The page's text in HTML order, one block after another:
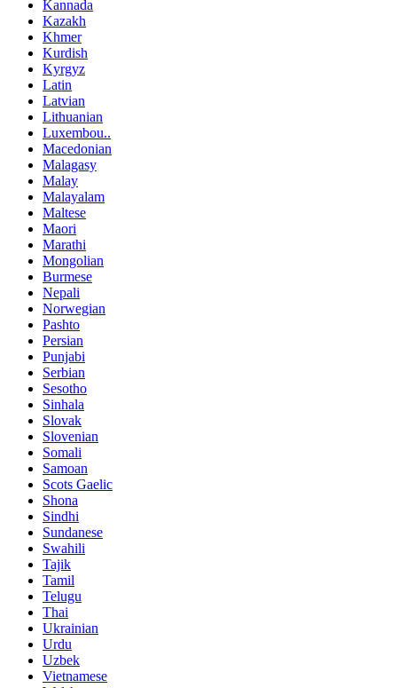
Kannada
Kazakh
Khmer
Kurdish
Kyrgyz
Latin
Latvian
Lithuanian
Luxembou..
Macedonian
Malagasy
Malay
Malayalam
Maltese
Maori
Marathi
Mongolian
Burmese
Nepali
Norwegian
Pashto
Persian
Punjabi
Serbian
Sesotho
Sinhala
Slovak
Slovenian
Somali
Samoan
Scots Gaelic
Shona
Sindhi
Sundanese
Swahili
Tajik
Tamil
Telugu
Thai
Ukrainian
Urdu
Uzbek
Vietnamese